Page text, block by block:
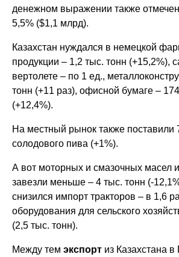
денежном выражении также
5,5% ($1,1 млрд).
Казахстан нуждался в немецкой
продукции – 1,2 тыс. тонн (+15,2%),
вертолете – по 1 ед.,
тонн (+11 раз), офисной бумаге –
(+12,4%).
На местный рынок также поставили
солодового пива (+1%).
А вот моторных и смазочных масел
завезли меньше – 4 тыс. тонн (-
снизился импорт тракторов – в 1,6
оборудования для сельского
(2,5 тыс. тонн).
Между темэкспорт из Казахстана